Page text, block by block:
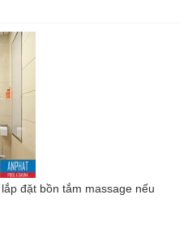
đặt bồn tắm massage nếu